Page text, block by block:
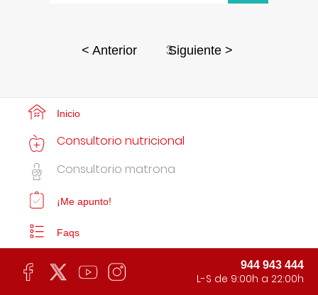
< Anterior 3Siguiente >
Inicio
Consultorio nutricional
Consultorio matrona
¡Me apunto!
Faqs
944 943 444
L-S de 9:00h a 22:00h